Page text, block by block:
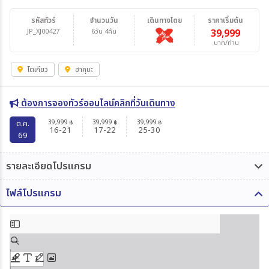
รหัสทัวร์
JP_XJ00427
จำนวนวัน
6วัน 4คืน
ราคาเริ่มต้น
39,999
บาท/ท่าน
เดินทางโดย
โตเกียว ฮาคุบะ
ต้องการจองทัวร์ออนไลน์คลิกที่วันเดินทาง
ต.ค.
69
39,999 ฿
16-21
39,999 ฿
17-22
39,999 ฿
25-30
รายละเอียดโปรแกรม
ไฟล์โปรแกรม